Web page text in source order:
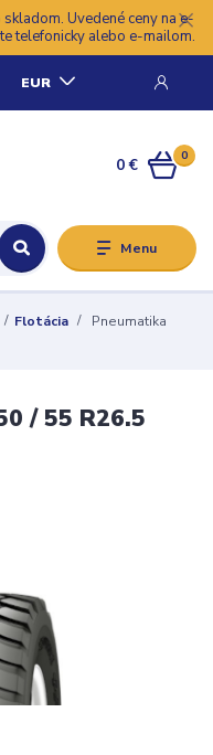
Uvedené ceny na e-
telefonicky alebo e-mailom.
Menu
EUR
0
0 €
Flotácia
Pneumatika
/ 55 R26.5